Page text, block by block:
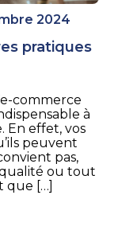
2024
pratiques
commerce
à
En effet, vos
peuvent
pas,
ou tout
que […]